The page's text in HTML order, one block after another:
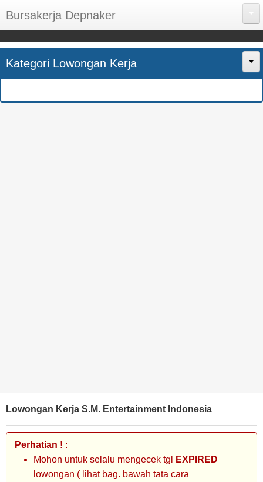
Bursakerja Depnaker
About Me
Disclaimer
Kategori Lowongan Kerja
Lowongan Kerja S.M. Entertainment Indonesia
Perhatian ! :
Mohon untuk selalu mengecek tgl
EXPIRED
lowongan ( lihat bag. bawah tata cara